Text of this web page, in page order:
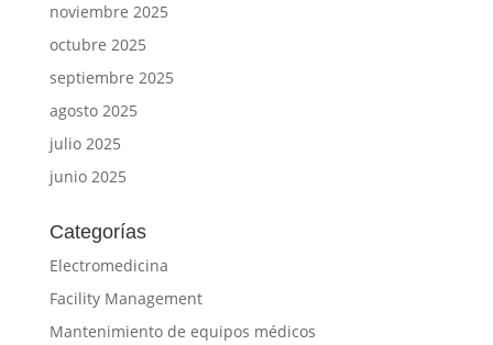
noviembre 2025
octubre 2025
septiembre 2025
agosto 2025
julio 2025
junio 2025
Categorías
Electromedicina
Facility Management
Mantenimiento de equipos médicos